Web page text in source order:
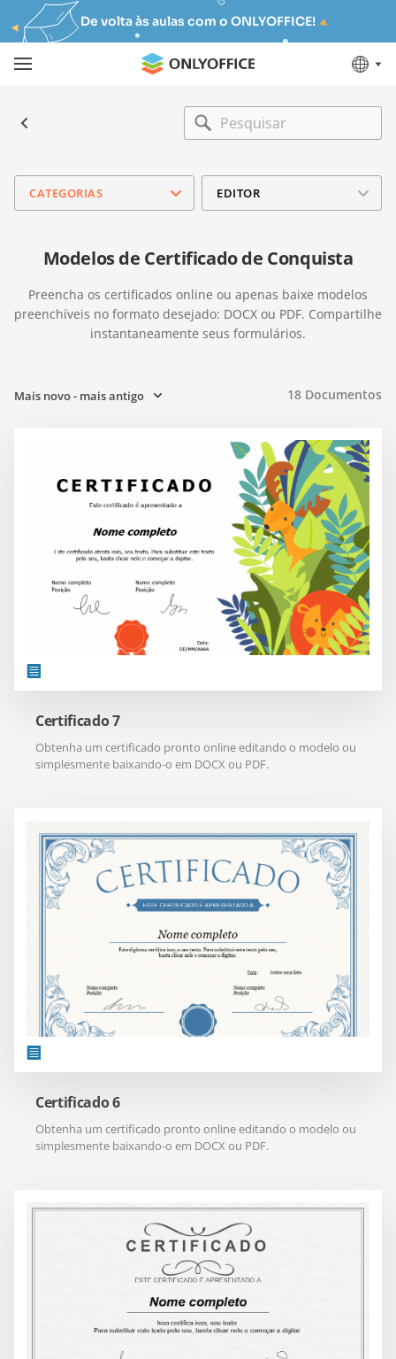
De volta às aulas com o ONLYOFFICE!
CATEGORIAS EDITOR
Modelos de Certificado de Conquista
Preencha os certificados online ou apenas baixe modelos
preenchíveis no formato desejado: DOCX ou PDF. Compartilhe
instantaneamente seus formulários.
Mais novo - mais antigo 18 Documentos
Certificado 7
Obtenha um certificado pronto online editando o modelo ou
simplesmente baixando-o em DOCX ou PDF.
Certificado 6
Obtenha um certificado pronto online editando o modelo ou
simplesmente baixando-o em DOCX ou PDF.